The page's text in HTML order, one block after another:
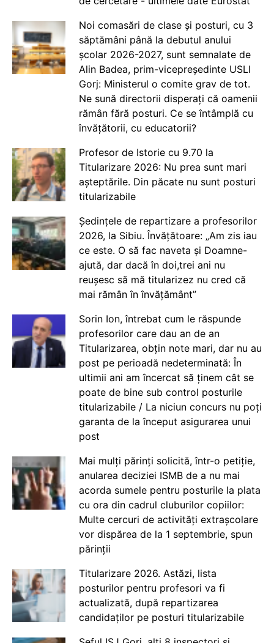
Noi comasări de clase și posturi, cu 3
săptămâni până la debutul anului
școlar 2026-2027, sunt semnalate de
Alin Badea, prim-vicepreședinte USLI
Gorj: Ministerul o comite grav de tot.
Ne sună directorii disperați că oamenii
rămân fără posturi. Ce se întâmplă cu
învățătorii, cu educatorii?
Profesor de Istorie cu 9.70 la
Titularizare 2026: Nu prea sunt mari
așteptările. Din păcate nu sunt posturi
titularizabile
Ședințele de repartizare a profesorilor
2026, la Sibiu. Învățătoare: „Am zis iau
ce este. O să fac naveta și Doamne-
ajută, dar dacă în doi,trei ani nu
reușesc să mă titularizez nu cred că
mai rămân în învățământ”
Sorin Ion, întrebat cum le răspunde
profesorilor care dau an de an
Titularizarea, obțin note mari, dar nu au
post pe perioadă nedeterminată: În
ultimii ani am încercat să ținem cât se
poate de bine sub control posturile
titularizabile / La niciun concurs nu poți
garanta de la început asigurarea unui
post
Mai mulți părinți solicită, într-o petiție,
anularea deciziei ISMB de a nu mai
acorda sumele pentru posturile la plata
cu ora din cadrul cluburilor copiilor:
Multe cercuri de activități extrașcolare
vor dispărea de la 1 septembrie, spun
părinții
Titularizare 2026. Astăzi, lista
posturilor pentru profesori va fi
actualizată, după repartizarea
candidaților pe posturi titularizabile